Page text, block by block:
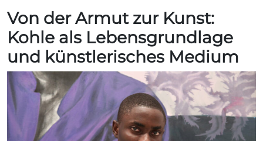
Von der Armut zur Kunst:
Kohle als Lebensgrundlage
und künstlerisches Medium